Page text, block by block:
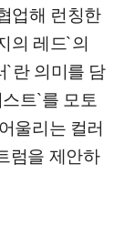
업해 런칭한
의 레드`의
`란 의미를 담
트`를 모토
울리는 컬러
럼을 제안하